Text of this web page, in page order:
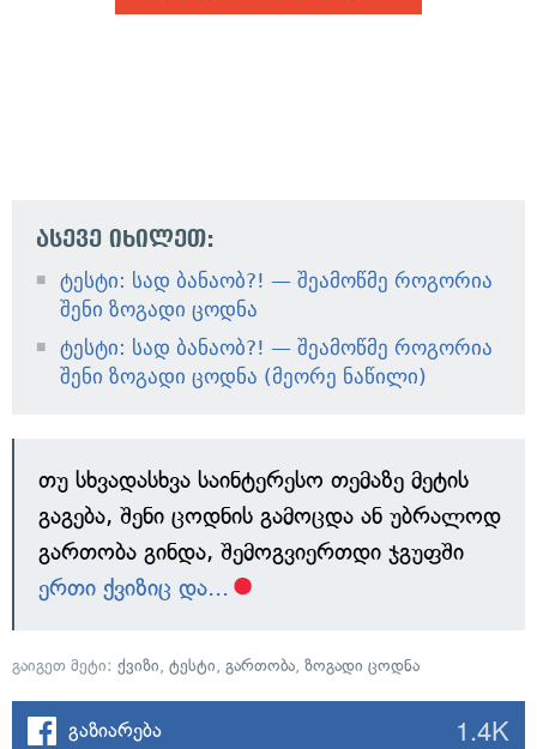
ასევე იხილეთ:
ტესტი: სად ბანაობ?! — შეამოწმე როგორია
შენი ზოგადი ცოდნა
ტესტი: სად ბანაობ?! — შეამოწმე როგორია
შენი ზოგადი ცოდნა (მეორე ნაწილი)
თუ სხვადასხვა საინტერესო თემაზე მეტის
გაგება, შენი ცოდნის გამოცდა ან უბრალოდ
გართობა გინდა, შემოგვიერთდი ჯგუფში
ერთი ქვიზიც და...
გაიგეთ მეტი: ქვიზი, ტესტი, გართობა, ზოგადი ცოდნა
გაზიარება 1.4K